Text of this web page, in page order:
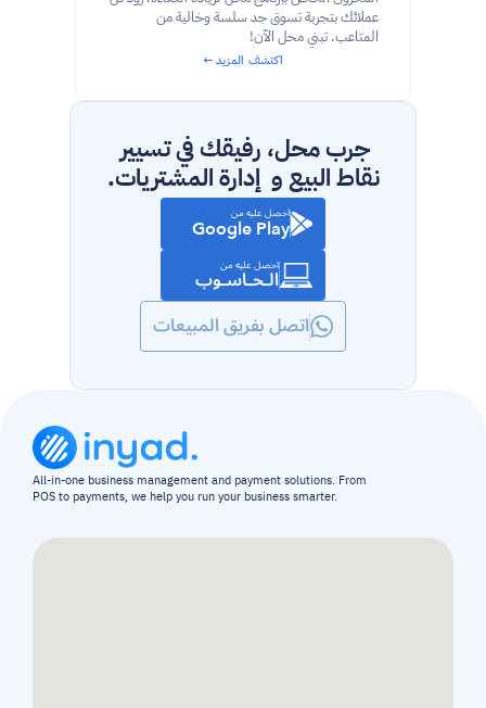
المتاعب. تبني محل الآن!
اكتشف المزيد ←
نقاط البيع و  إدارة المشتريات.
اتصل بفريق المبيعات
احصل عليه من
الـحـاسـوب
احصل عليه من
Google Play
All-in-one business management and payment solutions. From
POS to payments, we help you run your business smarter.